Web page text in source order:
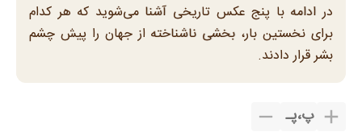
در ادامه با پنج عکس تاریخی آشنا می‌‌شوید که هر کدام
برای نخستین بار، بخشی ناشناخته از جهان را پیش چشم
بشر قرار دادند.
پ،پـ